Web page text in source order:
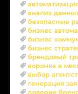
анализ
безопасные
бизнес
бизнес
бизнес
брендовый
воронка в
выбор
генерация
доверие